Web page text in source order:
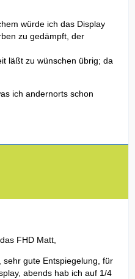
würde ich das Display
zu gedämpft, der
läßt zu wünschen übrig; da
ich andernorts schon
FHD Matt,
gute Entspiegelung, für
abends hab ich auf 1/4